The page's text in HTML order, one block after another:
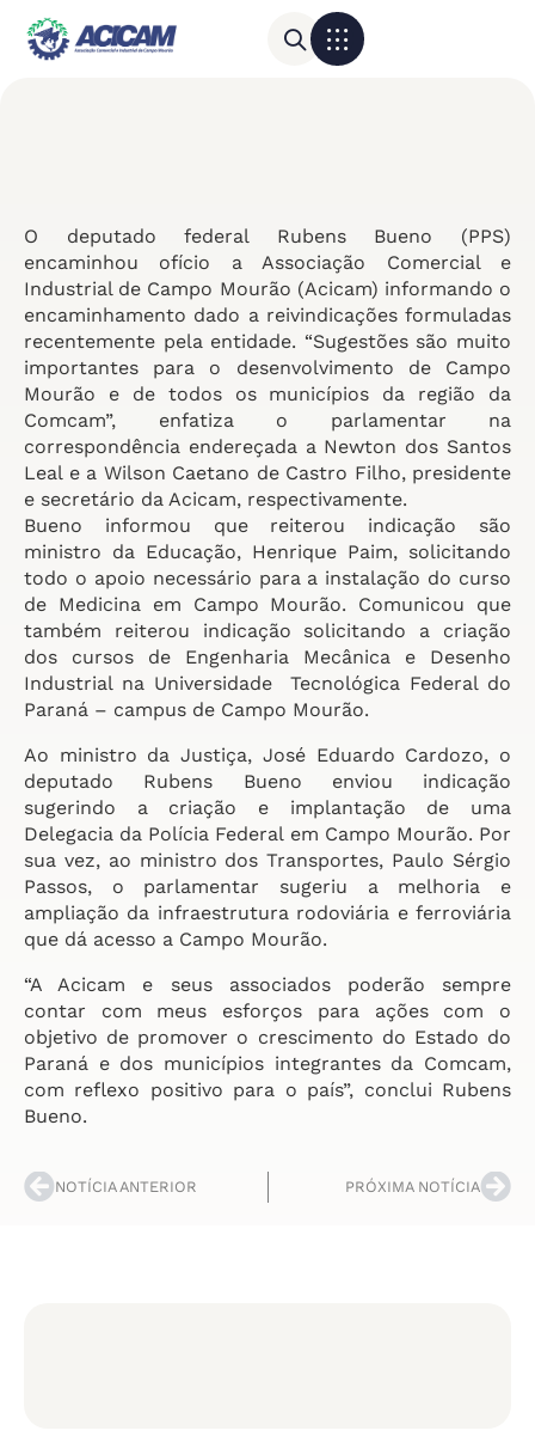
O deputado federal Rubens Bueno (PPS)
encaminhou ofício a Associação Comercial e
Industrial de Campo Mourão (Acicam) informando o
encaminhamento dado a reivindicações formuladas
recentemente pela entidade. “Sugestões são muito
importantes para o desenvolvimento de Campo
Mourão e de todos os municípios da região da
Comcam”, enfatiza o parlamentar na
correspondência endereçada a Newton dos Santos
Leal e a Wilson Caetano de Castro Filho, presidente
e secretário da Acicam, respectivamente.
Bueno informou que reiterou indicação são
ministro da Educação, Henrique Paim, solicitando
todo o apoio necessário para a instalação do curso
de Medicina em Campo Mourão. Comunicou que
também reiterou indicação solicitando a criação
dos cursos de Engenharia Mecânica e Desenho
Industrial na Universidade Tecnológica Federal do
Paraná – campus de Campo Mourão.
Ao ministro da Justiça, José Eduardo Cardozo, o
deputado Rubens Bueno enviou indicação
sugerindo a criação e implantação de uma
Delegacia da Polícia Federal em Campo Mourão. Por
sua vez, ao ministro dos Transportes, Paulo Sérgio
Passos, o parlamentar sugeriu a melhoria e
ampliação da infraestrutura rodoviária e ferroviária
que dá acesso a Campo Mourão.
“A Acicam e seus associados poderão sempre
contar com meus esforços para ações com o
objetivo de promover o crescimento do Estado do
Paraná e dos municípios integrantes da Comcam,
com reflexo positivo para o país”, conclui Rubens
Bueno.
NOTÍCIA ANTERIOR PRÓXIMA NOTÍCIA